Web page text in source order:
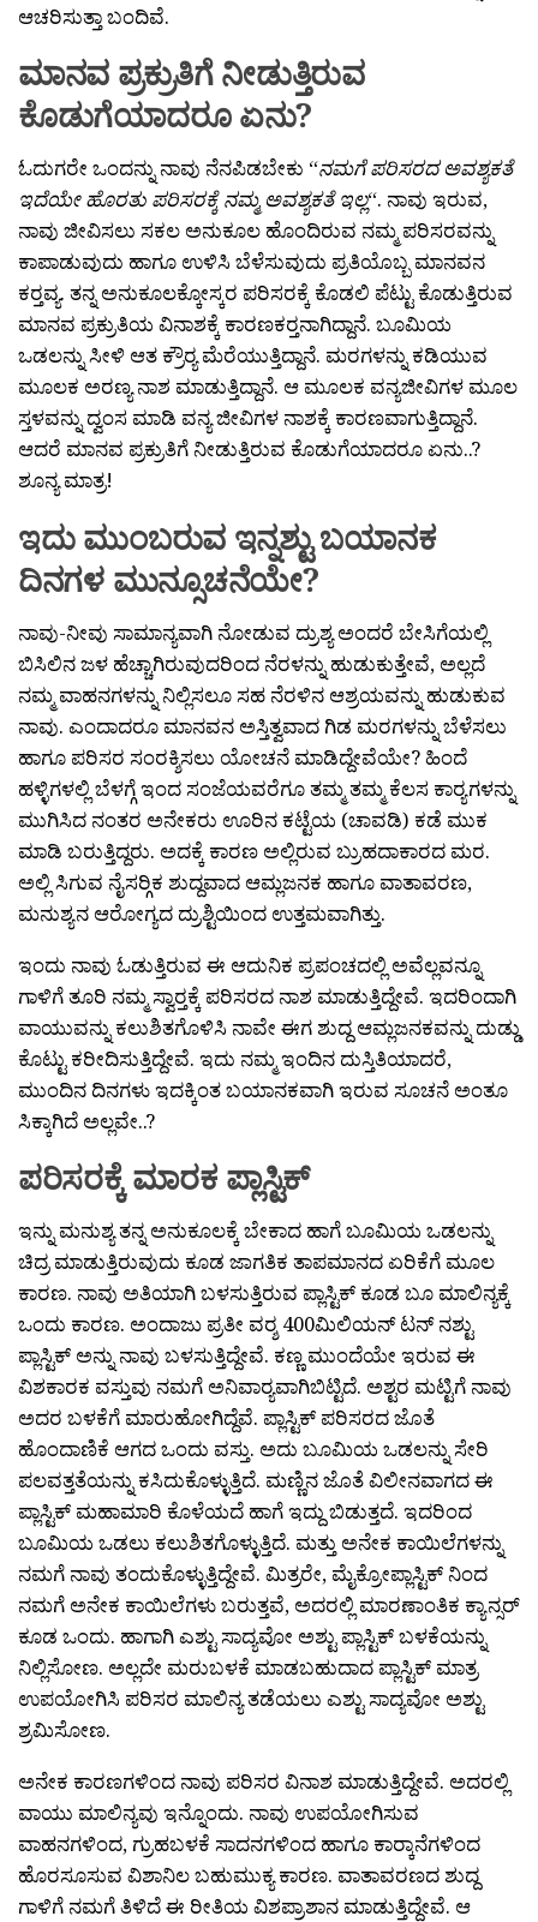
ಆಚರಿಸುತ್ತಾ ಬಂದಿವೆ.
ಮಾನವ ಪ್ರಕ್ರುತಿಗೆ ನೀಡುತ್ತಿರುವ
ಕೊಡುಗೆಯಾದರೂ ಏನು?
ಓದುಗರೇ ಒಂದನ್ನು ನಾವು ನೆನಪಿಡಬೇಕು “ನಮಗೆ ಪರಿಸರದ ಅವಶ್ಯಕತೆ
ಇದೆಯೇ ಹೊರತು ಪರಿಸರಕ್ಕೆ ನಮ್ಮ ಅವಶ್ಯಕತೆ ಇಲ್ಲ“. ನಾವು ಇರುವ,
ನಾವು ಜೀವಿಸಲು ಸಕಲ ಅನುಕೂಲ ಹೊಂದಿರುವ ನಮ್ಮ ಪರಿಸರವನ್ನು
ಕಾಪಾಡುವುದು ಹಾಗೂ ಉಳಿಸಿ ಬೆಳೆಸುವುದು ಪ್ರತಿಯೊಬ್ಬ ಮಾನವನ
ಕರ‍್ತವ್ಯ. ತನ್ನ ಅನುಕೂಲಕ್ಕೋಸ್ಕರ ಪರಿಸರಕ್ಕೆ ಕೊಡಲಿ ಪೆಟ್ಟು ಕೊಡುತ್ತಿರುವ
ಮಾನವ ಪ್ರಕ್ರುತಿಯ ವಿನಾಶಕ್ಕೆ ಕಾರಣಕರ‍್ತನಾಗಿದ್ದಾನೆ. ಬೂಮಿಯ
ಒಡಲನ್ನು ಸೀಳಿ ಆತ ಕ್ರೌರ‍್ಯ ಮೆರೆಯುತ್ತಿದ್ದಾನೆ. ಮರಗಳನ್ನು ಕಡಿಯುವ
ಮೂಲಕ ಅರಣ್ಯ ನಾಶ ಮಾಡುತ್ತಿದ್ದಾನೆ. ಆ ಮೂಲಕ ವನ್ಯಜೀವಿಗಳ ಮೂಲ
ಸ್ತಳವನ್ನು ದ್ವಂಸ ಮಾಡಿ ವನ್ಯ ಜೀವಿಗಳ ನಾಶಕ್ಕೆ ಕಾರಣವಾಗುತ್ತಿದ್ದಾನೆ.
ಆದರೆ ಮಾನವ ಪ್ರಕ್ರುತಿಗೆ ನೀಡುತ್ತಿರುವ ಕೊಡುಗೆಯಾದರೂ ಏನು..?
ಶೂನ್ಯ ಮಾತ್ರ!
ಇದು ಮುಂಬರುವ ಇನ್ನಶ್ಟು ಬಯಾನಕ
ದಿನಗಳ ಮುನ್ಸೂಚನೆಯೇ?
ನಾವು-ನೀವು ಸಾಮಾನ್ಯವಾಗಿ ನೋಡುವ ದ್ರುಶ್ಯ ಅಂದರೆ ಬೇಸಿಗೆಯಲ್ಲಿ
ಬಿಸಿಲಿನ ಜಳ ಹೆಚ್ಚಾಗಿರುವುದರಿಂದ ನೆರಳನ್ನು ಹುಡುಕುತ್ತೇವೆ, ಅಲ್ಲದೆ
ನಮ್ಮ ವಾಹನಗಳನ್ನು ನಿಲ್ಲಿಸಲೂ ಸಹ ನೆರಳಿನ ಆಶ್ರಯವನ್ನು ಹುಡುಕುವ
ನಾವು. ಎಂದಾದರೂ ಮಾನವನ ಅಸ್ತಿತ್ವವಾದ ಗಿಡ ಮರಗಳನ್ನು ಬೆಳೆಸಲು
ಹಾಗೂ ಪರಿಸರ ಸಂರಕ್ಶಿಸಲು ಯೋಚನೆ ಮಾಡಿದ್ದೇವೆಯೇ? ಹಿಂದೆ
ಹಳ್ಳಿಗಳಲ್ಲಿ ಬೆಳಗ್ಗೆ ಇಂದ ಸಂಜೆಯವರೆಗೂ ತಮ್ಮ ತಮ್ಮ ಕೆಲಸ ಕಾರ‍್ಯಗಳನ್ನು
ಮುಗಿಸಿದ ನಂತರ ಅನೇಕರು ಊರಿನ ಕಟ್ಟೆಯ (ಚಾವಡಿ) ಕಡೆ ಮುಕ
ಮಾಡಿ ಬರುತ್ತಿದ್ದರು. ಅದಕ್ಕೆ ಕಾರಣ ಅಲ್ಲಿರುವ ಬ್ರುಹದಾಕಾರದ ಮರ.
ಅಲ್ಲಿ ಸಿಗುವ ನೈಸರ‍್ಗಿಕ ಶುದ್ದವಾದ ಆಮ್ಲಜನಕ ಹಾಗೂ ವಾತಾವರಣ,
ಮನುಶ್ಯನ ಆರೋಗ್ಯದ ದ್ರುಶ್ಟಿಯಿಂದ ಉತ್ತಮವಾಗಿತ್ತು.
ಇಂದು ನಾವು ಓಡುತ್ತಿರುವ ಈ ಆದುನಿಕ ಪ್ರಪಂಚದಲ್ಲಿ ಅವೆಲ್ಲವನ್ನೂ
ಗಾಳಿಗೆ ತೂರಿ ನಮ್ಮ ಸ್ವಾರ‍್ತಕ್ಕೆ ಪರಿಸರದ ನಾಶ ಮಾಡುತ್ತಿದ್ದೇವೆ. ಇದರಿಂದಾಗಿ
ವಾಯುವನ್ನು ಕಲುಶಿತಗೊಳಿಸಿ ನಾವೇ ಈಗ ಶುದ್ದ ಆಮ್ಲಜನಕವನ್ನು ದುಡ್ಡು
ಕೊಟ್ಟು ಕರೀದಿಸುತ್ತಿದ್ದೇವೆ. ಇದು ನಮ್ಮ ಇಂದಿನ ದುಸ್ತಿತಿಯಾದರೆ,
ಮುಂದಿನ ದಿನಗಳು ಇದಕ್ಕಿಂತ ಬಯಾನಕವಾಗಿ ಇರುವ ಸೂಚನೆ ಅಂತೂ
ಸಿಕ್ಕಾಗಿದೆ ಅಲ್ಲವೇ..?
ಪರಿಸರಕ್ಕೆ ಮಾರಕ ಪ್ಲಾಸ್ಟಿಕ್
ಇನ್ನು ಮನುಶ್ಯ ತನ್ನ ಅನುಕೂಲಕ್ಕೆ ಬೇಕಾದ ಹಾಗೆ ಬೂಮಿಯ ಒಡಲನ್ನು
ಚಿದ್ರ ಮಾಡುತ್ತಿರುವುದು ಕೂಡ ಜಾಗತಿಕ ತಾಪಮಾನದ ಏರಿಕೆಗೆ ಮೂಲ
ಕಾರಣ. ನಾವು ಅತಿಯಾಗಿ ಬಳಸುತ್ತಿರುವ ಪ್ಲಾಸ್ಟಿಕ್ ಕೂಡ ಬೂ ಮಾಲಿನ್ಯಕ್ಕೆ
ಒಂದು ಕಾರಣ. ಅಂದಾಜು ಪ್ರತೀ ವರ‍್ಶ 400ಮಿಲಿಯನ್ ಟನ್ ನಶ್ಟು
ಪ್ಲಾಸ್ಟಿಕ್ ಅನ್ನು ನಾವು ಬಳಸುತ್ತಿದ್ದೇವೆ. ಕಣ್ಣ ಮುಂದೆಯೇ ಇರುವ ಈ
ವಿಶಕಾರಕ ವಸ್ತುವು ನಮಗೆ ಅನಿವಾರ‍್ಯವಾಗಿಬಿಟ್ಟಿದೆ. ಅಶ್ಟರ ಮಟ್ಟಿಗೆ ನಾವು
ಅದರ ಬಳಕೆಗೆ ಮಾರುಹೋಗಿದ್ದೆವೆ. ಪ್ಲಾಸ್ಟಿಕ್ ಪರಿಸರದ ಜೊತೆ
ಹೊಂದಾಣಿಕೆ ಆಗದ ಒಂದು ವಸ್ತು. ಅದು ಬೂಮಿಯ ಒಡಲನ್ನು ಸೇರಿ
ಪಲವತ್ತತೆಯನ್ನು ಕಸಿದುಕೊಳ್ಳುತ್ತಿದೆ. ಮಣ್ಣಿನ ಜೊತೆ ವಿಲೀನವಾಗದ ಈ
ಪ್ಲಾಸ್ಟಿಕ್ ಮಹಾಮಾರಿ ಕೊಳೆಯದೆ ಹಾಗೆ ಇದ್ದು ಬಿಡುತ್ತದೆ. ಇದರಿಂದ
ಬೂಮಿಯ ಒಡಲು ಕಲುಶಿತಗೊಳ್ಳುತ್ತಿದೆ. ಮತ್ತು ಅನೇಕ ಕಾಯಿಲೆಗಳನ್ನು
ನಮಗೆ ನಾವು ತಂದುಕೊಳ್ಳುತ್ತಿದ್ದೇವೆ. ಮಿತ್ರರೇ, ಮೈಕ್ರೋಪ್ಲಾಸ್ಟಿಕ್ ನಿಂದ
ನಮಗೆ ಅನೇಕ ಕಾಯಿಲೆಗಳು ಬರುತ್ತವೆ, ಅದರಲ್ಲಿ ಮಾರಣಾಂತಿಕ ಕ್ಯಾನ್ಸರ್
ಕೂಡ ಒಂದು. ಹಾಗಾಗಿ ಎಶ್ಟು ಸಾದ್ಯವೋ ಅಶ್ಟು ಪ್ಲಾಸ್ಟಿಕ್ ಬಳಕೆಯನ್ನು
ನಿಲ್ಲಿಸೋಣ. ಅಲ್ಲದೇ ಮರುಬಳಕೆ ಮಾಡಬಹುದಾದ ಪ್ಲಾಸ್ಟಿಕ್ ಮಾತ್ರ
ಉಪಯೋಗಿಸಿ ಪರಿಸರ ಮಾಲಿನ್ಯ ತಡೆಯಲು ಎಶ್ಟು ಸಾದ್ಯವೋ ಅಶ್ಟು
ಶ್ರಮಿಸೋಣ.
ಅನೇಕ ಕಾರಣಗಳಿಂದ ನಾವು ಪರಿಸರ ವಿನಾಶ ಮಾಡುತ್ತಿದ್ದೇವೆ. ಅದರಲ್ಲಿ
ವಾಯು ಮಾಲಿನ್ಯವು ಇನ್ನೊಂದು. ನಾವು ಉಪಯೋಗಿಸುವ
ವಾಹನಗಳಿಂದ, ಗ್ರುಹಬಳಕೆ ಸಾದನಗಳಿಂದ ಹಾಗೂ ಕಾರ‍್ಕಾನೆಗಳಿಂದ
ಹೊರಸೂಸುವ ವಿಶಾನಿಲ ಬಹುಮುಕ್ಯ ಕಾರಣ. ವಾತಾವರಣದ ಶುದ್ದ
ಗಾಳಿಗೆ ನಮಗೆ ತಿಳಿದೆ ಈ ರೀತಿಯ ವಿಶಪ್ರಾಶಾನ ಮಾಡುತ್ತಿದ್ದೇವೆ. ಆ